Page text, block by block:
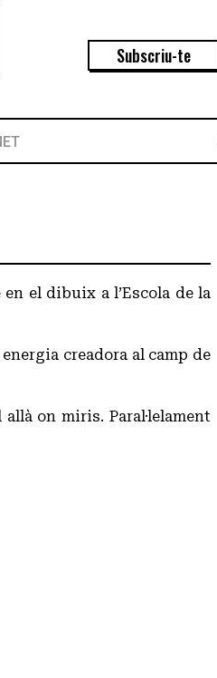
Subscriu-te
el dibuix a l’Escola de la
creadora al camp de
on miris. Paral·lelament